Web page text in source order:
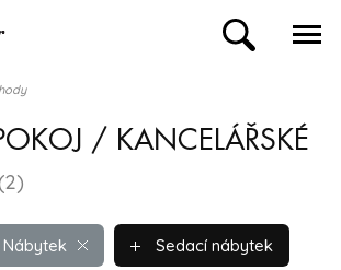
/ KANCELÁŘSKÉ
Nábytek Sedací nábytek